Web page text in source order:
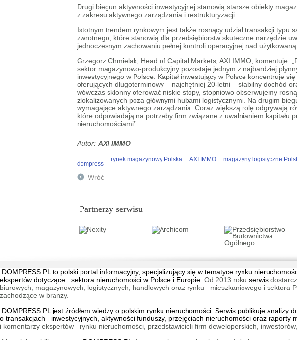
Drugi biegun aktywności inwestycyjnej stanowią starsze obiekty
z zakresu aktywnego zarządzania i restrukturyzacji.
Istotnym trendem rynkowym jest także rosnący udział transakcji typu
zwrotnego, które stanowią dla przedsiębiorstw skuteczne narzędzie
jednoczesnym zachowaniu pełnej kontroli operacyjnej nad
Grzegorz Chmielak, Head of Capital Markets, AXI IMMO, komentuje:
sektor magazynowo-produkcyjny pozostaje jednym z najbardziej
inwestycyjnego w Polsce. Kapitał inwestujący w Polsce koncentruje
oferujących długoterminowy – najchętniej 20-letni – stabilny dochód
wówczas skłonny oferować niskie stopy, stopniowo obserwujemy
zlokalizowanych poza głównymi hubami logistycznymi. Na drugim
wymagające aktywnego zarządzania. Coraz większą rolę odgrywają
które odpowiadają na potrzeby firm związane z uwalnianiem kapitału
nieruchomościami”.
AXI IMMO
dompress
rynek magazynowy Polska AXI IMMO magazyny logistyczne
Wróć
Partnerzy serwisu
DOMPRESS.PL to polski portal informacyjny, specjalizujący się w tematyce rynku
ekspertów dotyczące sektora nieruchomości w Polsce i Europie. Od 2013 roku serwis
biurowych, magazynowych, logistycznych, handlowych oraz rynku mieszkaniowego i
zachodzące w branży.
DOMPRESS.PL jest źródłem wiedzy o polskim rynku nieruchomości. Serwis publikuje
o transakcjach inwestycyjnych, aktywności funduszy, przejęciach nieruchomości oraz raporty
i komentarzy ekspertów rynku nieruchomości, przedstawicieli firm deweloperskich,